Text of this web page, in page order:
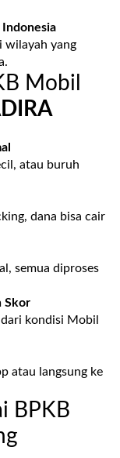
wilayah yang
Mobil
atau buruh
dana bisa cair
semua diproses
Skor
kondisi Mobil
atau langsung ke
BPKB